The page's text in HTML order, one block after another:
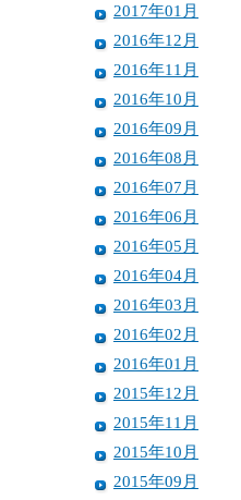
2017年01月
2016年12月
2016年11月
2016年10月
2016年09月
2016年08月
2016年07月
2016年06月
2016年05月
2016年04月
2016年03月
2016年02月
2016年01月
2015年12月
2015年11月
2015年10月
2015年09月